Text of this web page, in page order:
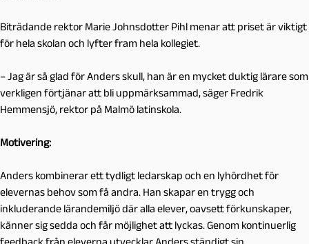
Biträdande rektor Marie Johnsdotter Pihl menar att priset är viktigt
för hela skolan och lyfter fram hela kollegiet.
– Jag är så glad för Anders skull, han är en mycket duktig lärare som
verkligen förtjänar att bli uppmärksammad, säger Fredrik
Hemmensjö, rektor på Malmö latinskola.
Motivering:
Anders kombinerar ett tydligt ledarskap och en lyhördhet för
elevernas behov som få andra. Han skapar en trygg och
inkluderande lärandemiljö där alla elever, oavsett förkunskaper,
känner sig sedda och får möjlighet att lyckas. Genom kontinuerlig
feedback från eleverna utvecklar Anders ständigt sin